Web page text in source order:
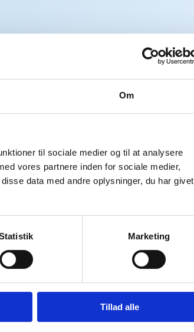
Om
til sociale medier og til at analysere
vores partnere inden for sociale medier,
data med andre oplysninger, du har givet
Marketing
Tillad alle